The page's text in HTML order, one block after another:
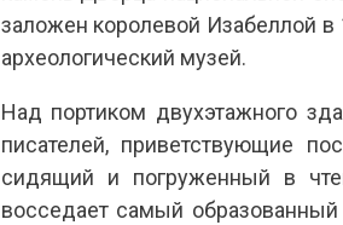
заложен королевой Изабеллой в
археологический музей.
Над портиком двухэтажного
писателей, приветствующие
сидящий и погруженный в
восседает самый